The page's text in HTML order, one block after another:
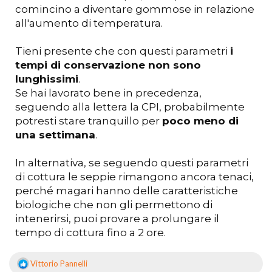
comincino a diventare gommose in relazione
all'aumento di temperatura.
Tieni presente che con questi parametri i
tempi di conservazione non sono
lunghissimi.
Se hai lavorato bene in precedenza,
seguendo alla lettera la CPI, probabilmente
potresti stare tranquillo per poco meno di
una settimana.
In alternativa, se seguendo questi parametri
di cottura le seppie rimangono ancora tenaci,
perché magari hanno delle caratteristiche
biologiche che non gli permettono di
intenerirsi, puoi provare a prolungare il
tempo di cottura fino a 2 ore.
R
Vittorio Pannelli